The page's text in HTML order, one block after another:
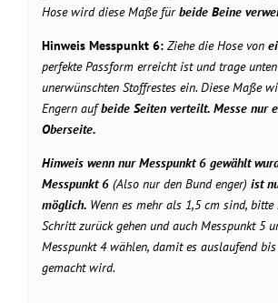
Hose wird diese Maße fürbeide Beine
Hinweis Messpunkt 6: Ziehe die Hose von
perfekte Passform erreicht ist und trage
unerwünschten Stoffrestes ein. Diese Maße
Engern aufbeide Seiten verteilt. Messe nur
Oberseite.
Hinweis wenn nur Messpunkt 6 gewählt
Messpunkt 6 (Also nur den Bund enger) ist
möglich. Wenn es mehr als 1,5 cm sind,
Schritt zurück gehen und auch Messpunkt 5
Messpunkt 4 wählen, damit es auslaufend
gemacht wird.